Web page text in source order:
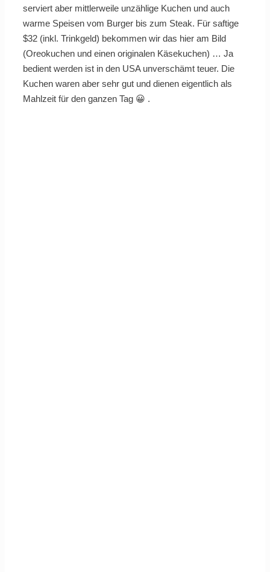
serviert aber mittlerweile unzählige Kuchen und auch
warme Speisen vom Burger bis zum Steak. Für saftige
$32 (inkl. Trinkgeld) bekommen wir das hier am Bild
(Oreokuchen und einen originalen Käsekuchen) … Ja
bedient werden ist in den USA unverschämt teuer. Die
Kuchen waren aber sehr gut und dienen eigentlich als
Mahlzeit für den ganzen Tag 😀 .